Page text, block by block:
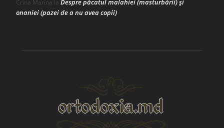
Crina Marina la Despre păcatul malahiei (masturbării) şi
onaniei (pazei de a nu avea copii)